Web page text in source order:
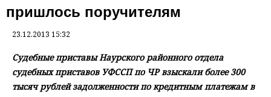
пришлось поручителям
23.12.2013 15:32
Судебные приставы Наурского районного отдела
судебных приставов УФССП по ЧР взыскали более 300
тысяч рублей задолженности по кредитным платежам в